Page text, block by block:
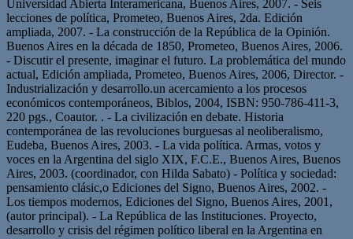
Universidad Abierta Interamericana, Buenos Aires, 2007. - Seis
lecciones de política, Prometeo, Buenos Aires, 2da. Edición
ampliada, 2007. - La construcción de la República de la Opinión.
Buenos Aires en la década de 1850, Prometeo, Buenos Aires, 2006.
- Discutir el presente, imaginar el futuro. La problemática del mundo
actual, Edición ampliada, Prometeo, Buenos Aires, 2006, Director. -
Industrialización y desarrollo.un acercamiento a los procesos
económicos contemporáneos, Biblos, 2004, ISBN: 950-786-411-3,
220 pgs., Coautor. . - La civilización en debate. Historia
contemporánea de las revoluciones burguesas al neoliberalismo,
Eudeba, Buenos Aires, 2003. - La vida política. Armas, votos y
voces en la Argentina del siglo XIX, F.C.E., Buenos Aires, Buenos
Aires, 2003. (coordinador, con Hilda Sabato) - Política y sociedad:
pensamiento clásic,o Ediciones del Signo, Buenos Aires, 2002. -
Los tiempos modernos, Ediciones del Signo, Buenos Aires, 2001,
(autor principal). - La República de las Instituciones. Proyecto,
desarrollo y crisis del régimen político liberal en la Argentina en